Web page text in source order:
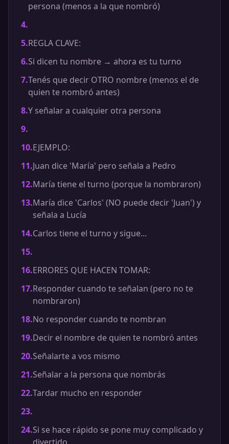
persona (menos a la que nombró)
4.
5.REGLA CLAVE:
6.Si dicen tu nombre → ahora es tu turno
7.Tenés que decir OTRO nombre (menos el de
quien te nombró antes)
8.Y señalar a cualquier otra persona
9.
10.EJEMPLO:
11.Juan dice 'María' pero señala a Pedro
12.María tiene el turno (porque la nombraron)
13.María dice 'Carlos' (NO puede decir 'Juan') y
señala a Lucía
14.Carlos tiene el turno y sigue...
15.
16.ERRORES QUE HACEN TOMAR:
17.Responder cuando te señalan (pero no te
nombraron)
18.No responder cuando te nombran
19.Decir el nombre de quien te nombró antes
20.Señalarte a vos mismo
21.Señalar a la persona que nombrás
22.Tardar mucho en responder
23.
24.Si se hace rápido se pone muy complicado y